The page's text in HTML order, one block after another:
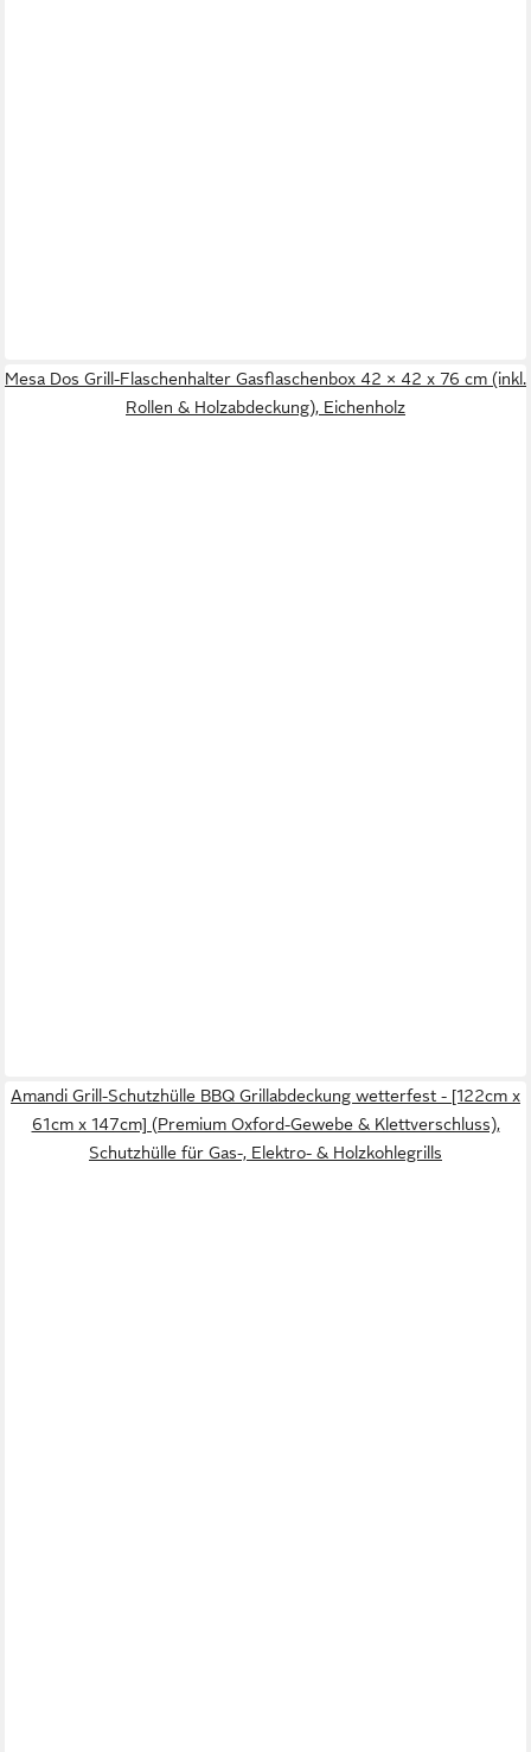
Mesa Dos Grill-Flaschenhalter Gasflaschenbox 42 × 42 x 76 cm (inkl.
Rollen & Holzabdeckung), Eichenholz
Amandi Grill-Schutzhülle BBQ Grillabdeckung wetterfest - [122cm x
61cm x 147cm] (Premium Oxford-Gewebe & Klettverschluss),
Schutzhülle für Gas-, Elektro- & Holzkohlegrills